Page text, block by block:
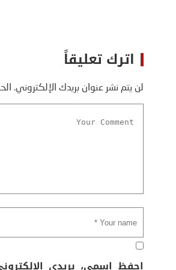
اترك تعليقاً
لن يتم نشر عنوان بريدك الإلكتروني.
احفظ اسمي، بريدي